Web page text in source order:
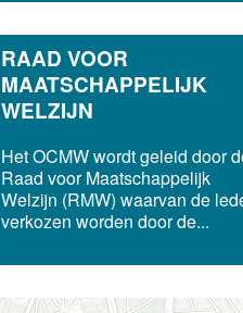
RAAD VOOR
MAATSCHAPPELIJK
WELZIJN
Het OCMW wordt geleid door
Raad voor Maatschappelijk
Welzijn (RMW) waarvan de
verkozen worden door de...